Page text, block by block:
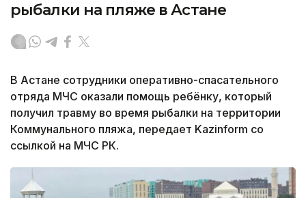
рыбалки на пляже в Астане
В Астане сотрудники оперативно-спасательного
отряда МЧС оказали помощь ребёнку, который
получил травму во время рыбалки на территории
Коммунального пляжа, передает Kazinform со
ссылкой на МЧС РК.